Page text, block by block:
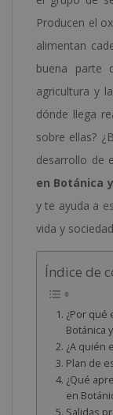
Producen el
alimentan
buena parte
agricultura y
dónde llega
sobre ellas?
desarrollo de
en Botánica
y te ayuda a
vida y
Índice de
¿Por qué
Botánica
¿A quién
Plan de
¿Qué
en